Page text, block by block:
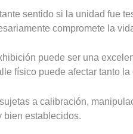
sentido si la unidad fue
compromete la
puede ser una
físico puede afectar tanto
a calibración,
bien establecidos.